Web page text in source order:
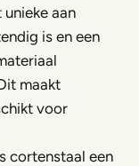
aan
is en een
maakt
voor
cortenstaal een